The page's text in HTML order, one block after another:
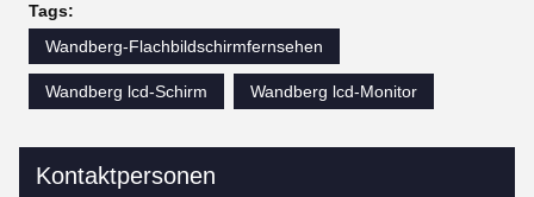
Tags:
Wandberg-Flachbildschirmfernsehen
Wandberg lcd-Schirm Wandberg lcd-Monitor
Kontaktpersonen